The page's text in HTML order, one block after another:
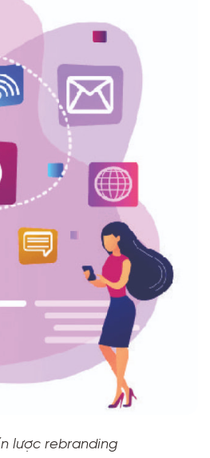
lược rebranding